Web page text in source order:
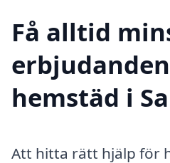
Få alltid
hemstäd i
Att hitta rätt hjälp för